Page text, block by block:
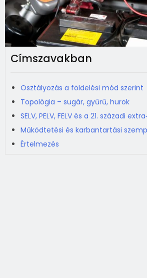
Címszavakban
Osztályozás a földelési mód szerint
Topológia – sugár, gyűrű, hurok
SELV, PELV, FELV és a 21. századi
Működtetési és karbantartási
Értelmezés